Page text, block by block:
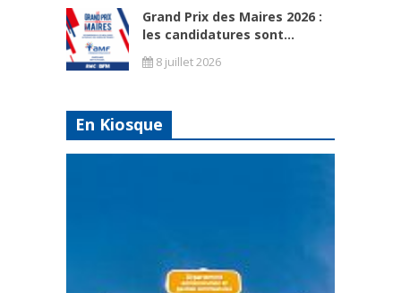
Grand Prix des Maires 2026 :
les candidatures sont...
8 juillet 2026
En Kiosque